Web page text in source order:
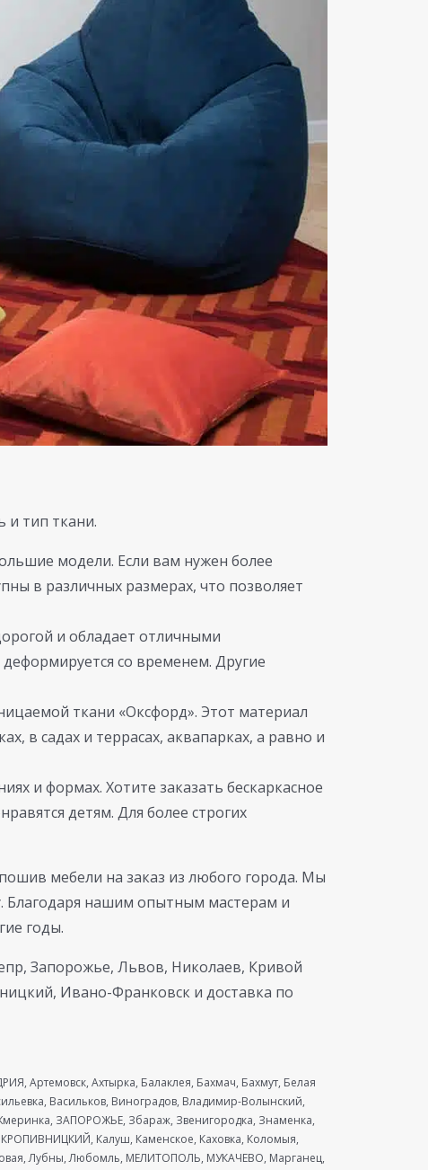
и тип ткани.
модели. Если вам нужен более
в различных размерах, что позволяет
и обладает отличными
со временем. Другие
ткани «Оксфорд». Этот материал
в садах и террасах, аквапарках, а равно и
и формах. Хотите заказать бескаркасное
детям. Для более строгих
мебели на заказ из любого города. Мы
Благодаря нашим опытным мастерам и
годы.
Запорожье, Львов, Николаев, Кривой
Ивано-Франковск и доставка по
Артемовск, Ахтырка, Балаклея, Бахмач, Бахмут, Белая
Васильков, Виноградов, Владимир-Волынский,
ЗАПОРОЖЬЕ, Збараж, Звенигородка, Знаменка,
Калуш, Каменское, Каховка, Коломыя,
Лубны, Любомль, МЕЛИТОПОЛЬ, МУКАЧЕВО, Марганец,